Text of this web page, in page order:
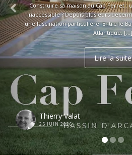
Construire sa maison au Cap Ferret :
inaccessible ? Depuis plusieurs
une fascination particulière. Entre le
Atlantique, […]
Lire la suite
Thierry Valat
25 JUIN 2026